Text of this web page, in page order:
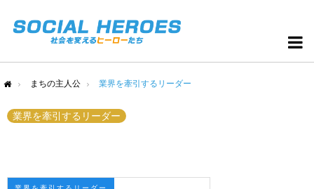
まちの主人公 業界を牽引するリーダー
業界を牽引するリーダー